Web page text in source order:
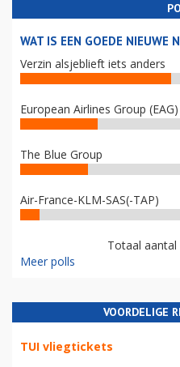
WAT IS EEN GOEDE NIEUWE
Verzin alsjeblieft iets anders
European Airlines Group (EAG)
The Blue Group
Air-France-KLM-SAS(-TAP)
Totaal
Meer polls
VOORDELIGE
TUI vliegtickets